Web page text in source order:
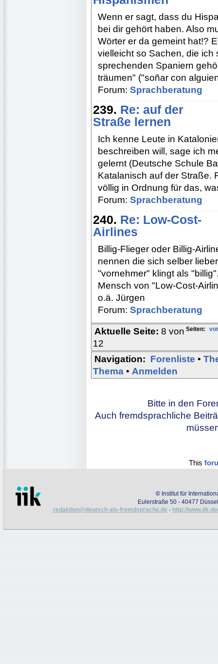
Wenn er sagt, dass du
bei dir gehört haben. Also
Wörter er da gemeint hat!?
vielleicht so Sachen, die
sprechenden Spaniern
träumen" ("soñar con
Forum: Sprachberatung
239. Re: auf der
Straße lernen
Ich kenne Leute in
beschreiben will, sage ich
gelernt (Deutsche Schule
Katalanisch auf der Straße.
völlig in Ordnung für das,
Forum: Sprachberatung
240. Re: Low-Cost-
Airlines
Billig-Flieger oder Billig-
nennen die sich selber
"vornehmer" klingt als
Mensch von "Low-Cost-
o.ä. Jürgen
Forum: Sprachberatung
Seiten:
Aktuelle Seite: 8 von
12
Navigation: Forenliste •
Thema • Anmelden
Bitte in den
Auch fremdsprachliche
This
© Institut für
Eulerstraße 50 - 40477
redaktion@deutsch-als-fremdsprache.de - http://www.iik-